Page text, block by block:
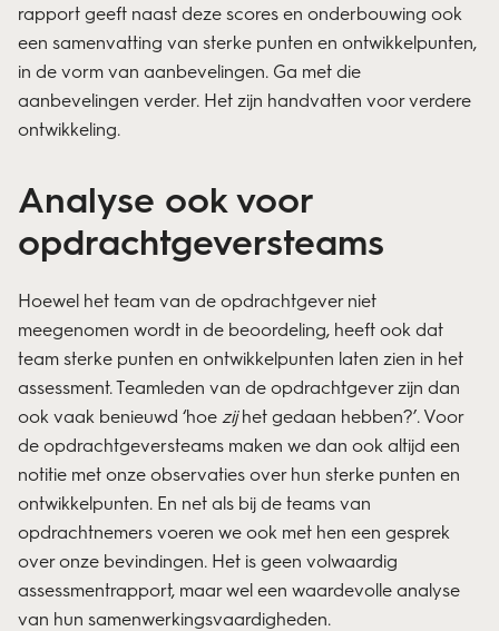
rapport geeft naast deze scores en onderbouwing ook
een samenvatting van sterke punten en ontwikkelpunten,
in de vorm van aanbevelingen. Ga met die
aanbevelingen verder. Het zijn handvatten voor verdere
ontwikkeling.
Analyse ook voor
opdrachtgeversteams
Hoewel het team van de opdrachtgever niet
meegenomen wordt in de beoordeling, heeft ook dat
team sterke punten en ontwikkelpunten laten zien in het
assessment. Teamleden van de opdrachtgever zijn dan
ook vaak benieuwd ‘hoe zij het gedaan hebben?’. Voor
de opdrachtgeversteams maken we dan ook altijd een
notitie met onze observaties over hun sterke punten en
ontwikkelpunten. En net als bij de teams van
opdrachtnemers voeren we ook met hen een gesprek
over onze bevindingen. Het is geen volwaardig
assessmentrapport, maar wel een waardevolle analyse
van hun samenwerkingsvaardigheden.